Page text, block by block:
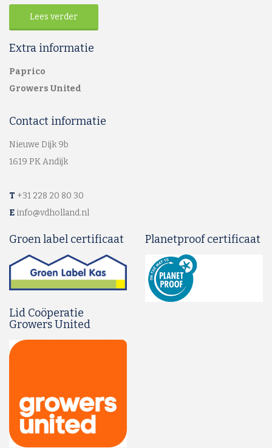
Lees verder
Extra informatie
Paprico
Growers United
Contact informatie
Nieuwe Dijk 9b
1619 PK Andijk
T +31 228 20 80 30
E info@vdholland.nl
Groen label certificaat
Lid Coöperatie
Growers United
Planetproof certificaat